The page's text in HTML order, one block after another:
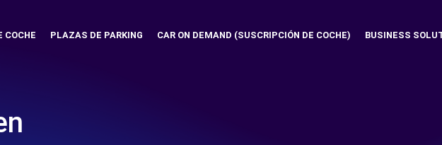
COCHE PLAZAS DE PARKING CAR ON DEMAND (SUSCRIPCIÓN DE COCHE) BUSINESS